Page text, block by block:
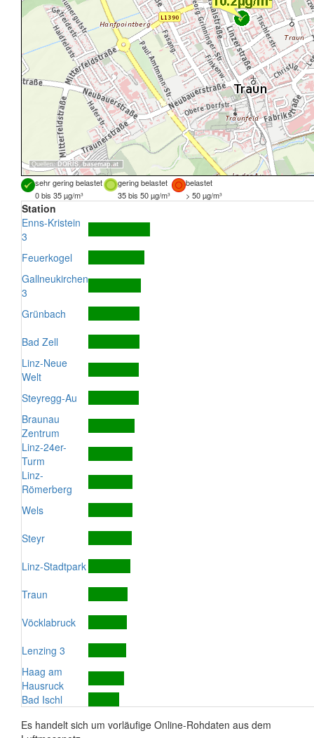
Quellen: DORIS, basemap.at
sehr gering belastet gering belastet
belastet
0 bis 35 µg/m³
35 bis 50 µg/m³ > 50 µg/m³
Station
Enns-Kristein
3
Feuerkogel
Gallneukirchen
3
Grünbach
Bad Zell
Linz-Neue
Welt
Steyregg-Au
Braunau
Zentrum
Linz-24er-
Turm
Linz-
Römerberg
Wels
Steyr
Linz-Stadtpark
Traun
Vöcklabruck
Lenzing 3
Haag am
Hausruck
Bad Ischl
Es handelt sich um vorläufige Online-Rohdaten aus dem